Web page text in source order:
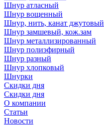
Шнур атласный
Шнур вощенный
Шнур, нить, канат джутовый
Шнур замшевый, кож.зам
Шнур металлизированный
Шнур полиэфирный
Шнур разный
Шнур хлопковый
Шнурки
Скидки дня
Скидки дня
О компании
Статьи
Новости